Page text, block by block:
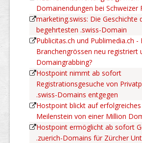
Domainendungen bei Schweizer
marketing.swiss: Die Geschichte
begehrtesten .swiss-Domain
Publicitas.ch und Publimedia.ch -
Branchengrössen neu registriert
Domaingrabbing?
Hostpoint nimmt ab sofort
Registrationsgesuche von
.swiss-Domains entgegen
Hostpoint blickt auf
Meilenstein von einer Million
Hostpoint ermöglicht ab sofort
.zuerich-Domains für Zürcher